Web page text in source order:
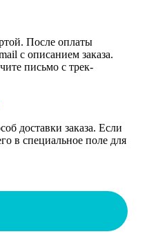
После оплаты
с описанием заказа.
письмо с трек-
доставки заказа. Если
в специальное поле для